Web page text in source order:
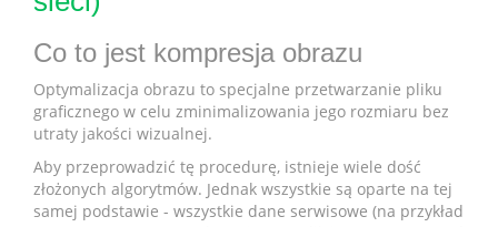
Co to jest kompresja obrazu
Optymalizacja obrazu to specjalne przetwarzanie pliku
graficznego w celu zminimalizowania jego rozmiaru bez
utraty jakości wizualnej.
Aby przeprowadzić tę procedurę, istnieje wiele dość
złożonych algorytmów. Jednak wszystkie są oparte na tej
samej podstawie - wszystkie dane serwisowe (na przykład